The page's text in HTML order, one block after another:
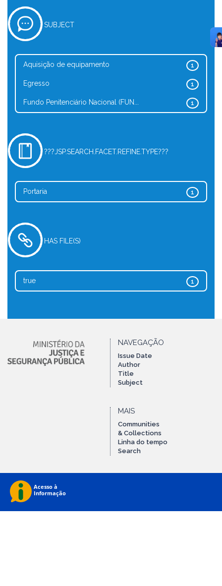
SUBJECT
1
Aquisição de equipamento
1
Egresso
1
Fundo Penitenciário Nacional (FUN...
???JSP.SEARCH.FACET.REFINE.TYPE???
1
Portaria
HAS FILE(S)
1
true
NAVEGAÇÃO
Issue Date
Author
Title
Subject
MAIS
Communities
& Collections
Linha do tempo
Search